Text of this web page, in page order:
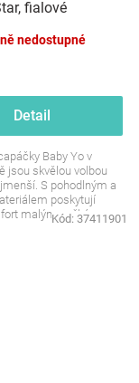
fialové
nedostupné
Detail
Baby Yo v
jsou skvělou volbou
S pohodlným a
poskytují
malým nožkám,
Kód: 37411901